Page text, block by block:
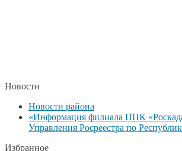
Новости
Новости района
«Информация филиала ППК
Управления Росреестра по
Избранное